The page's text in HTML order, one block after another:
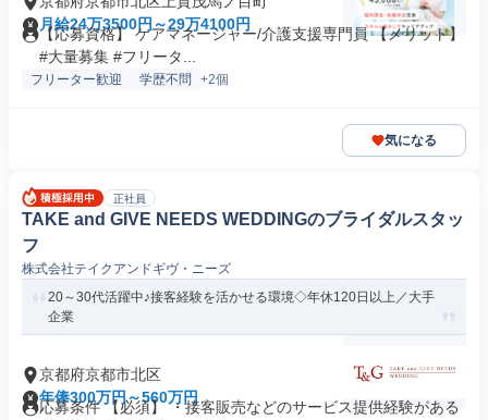
月給24万3500円～29万4100円
【応募資格】 ケアマネージャー/介護支援専門員 【メリット】
#大量募集 #フリータ...
フリーター歓迎 学歴不問 +2個
気になる
正社員
TAKE and GIVE NEEDS WEDDINGのブライダルスタッ
フ
株式会社テイクアンドギヴ・ニーズ
20～30代活躍中♪接客経験を活かせる環境◇年休120日以上／大手
企業
京都府京都市北区
年俸300万円～560万円
応募条件 【必須】 ・接客販売などのサービス提供経験がある